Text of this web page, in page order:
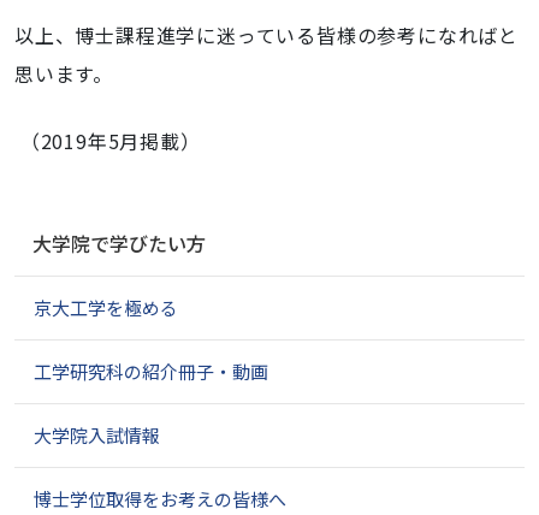
以上、博士課程進学に迷っている皆様の参考になればと
思います。
（2019年5月掲載）
ゲ
シ
ン
大学院で学びたい方
京大工学を極める
工学研究科の紹介冊子・動画
大学院入試情報
博士学位取得をお考えの皆様へ